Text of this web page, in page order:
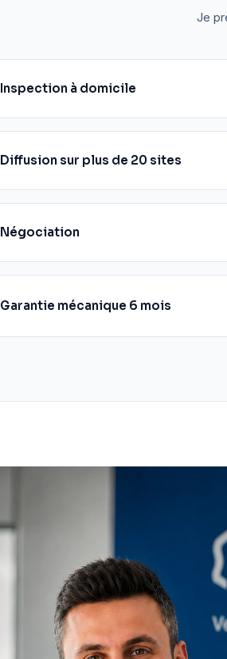
Je
Inspection à domicile
Diffusion sur plus de 20 sites
Négociation
Garantie mécanique 6 mois